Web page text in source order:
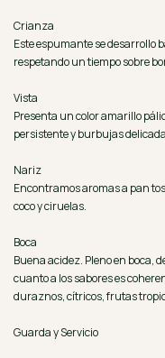
Crianza
Este espumante se desarrollo
respetando un tiempo sobre
Vista
Presenta un color amarillo
persistente y burbujas
Nariz
Encontramos aromas a pan
coco y ciruelas.
Boca
Buena acidez. Pleno en boca,
cuanto a los sabores es
duraznos, cítricos, frutas
Guarda y Servicio